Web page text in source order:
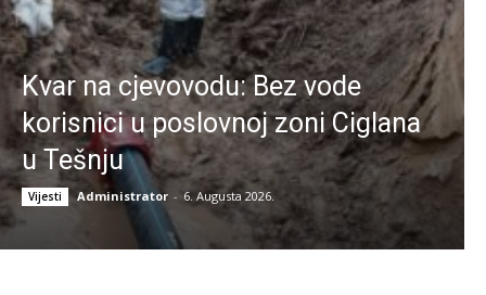
Kvar na cjevovodu: Bez vode
korisnici u poslovnoj zoni Ciglana
u Tešnju
Vijesti Administrator - 6. Augusta 2026.